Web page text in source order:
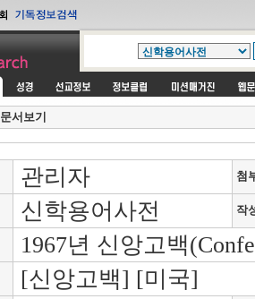
문서보기
관리자 첨
신학용어사전 작
1967년 신앙고백
[신앙고백] [미국]